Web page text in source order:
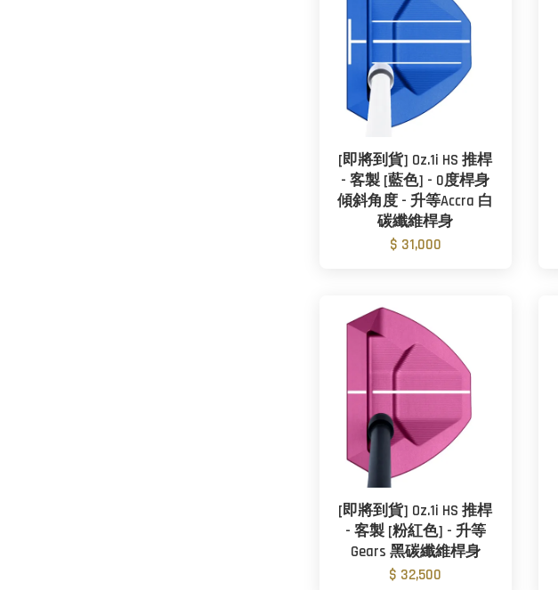
[即將到貨] Oz.1i HS 推桿
- 客製 [藍色] - 0度桿身
傾斜角度 - 升等Accra 白
碳纖維桿身
$ 31,000
[即將到貨] Oz.1i HS 推桿
- 客製 [粉紅色] - 升等
Gears 黑碳纖維桿身
$ 32,500